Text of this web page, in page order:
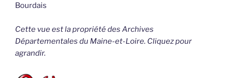
Bourdais
Cette vue est la propriété des Archives
Départementales du Maine-et-Loire. Cliquez pour
agrandir.